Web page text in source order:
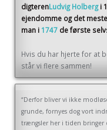
digterenLudvig Holberg i
ejendomme og det
man i 1747 de første
Hvis du har hjerte for at
står vi flere sammen!
“Derfor bliver vi ikke
grunde, fornyes dog vort
trængsler her i tiden bringer